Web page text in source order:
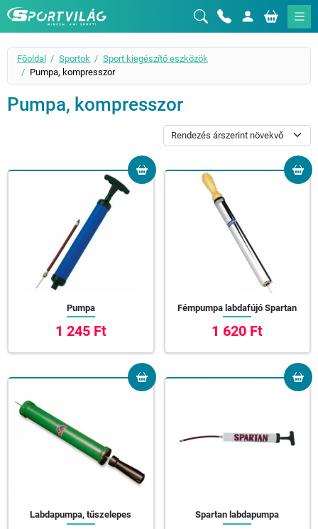
Sportvilág
Főoldal Sportok
Sport kiegészítő eszközök
Pumpa, kompresszor
Pumpa, kompresszor
Pumpa
1 245 Ft
Fémpumpa labdafújó Spartan
1 620 Ft
Labdapumpa, tűszelepes Spartan labdapumpa